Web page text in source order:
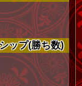
ップ(勝ち数)